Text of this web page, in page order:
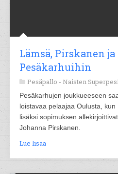
Lämsä, Pirskanen
Pesäkarhuihin
Pesäpallo - Naisten
Pesäkarhujen joukkueeseen
loistavaa pelaajaa Oulusta, kun
lisäksi sopimuksen
Johanna Pirskanen.
Lue lisää